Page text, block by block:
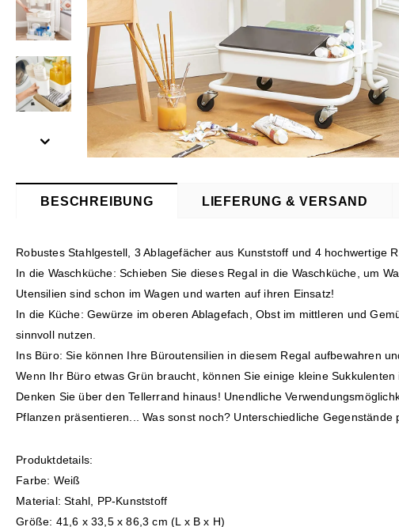
BESCHREIBUNG LIEFERUNG & VERSAND
Robustes Stahlgestell, 3 Ablagefächer aus Kunststoff und 4
In die Waschküche: Schieben Sie dieses Regal in die Waschküche, um
Utensilien sind schon im Wagen und warten auf ihren Einsatz!
In die Küche: Gewürze im oberen Ablagefach, Obst im mittleren und
sinnvoll nutzen.
Ins Büro: Sie können Ihre Büroutensilien in diesem Regal aufbewahren
Wenn Ihr Büro etwas Grün braucht, können Sie einige kleine
Denken Sie über den Tellerrand hinaus! Unendliche
Pflanzen präsentieren... Was sonst noch? Unterschiedliche Gegenstände
Produktdetails:
Farbe: Weiß
Material: Stahl, PP-Kunststoff
Größe: 41,6 x 33,5 x 86,3 cm (L x B x H)